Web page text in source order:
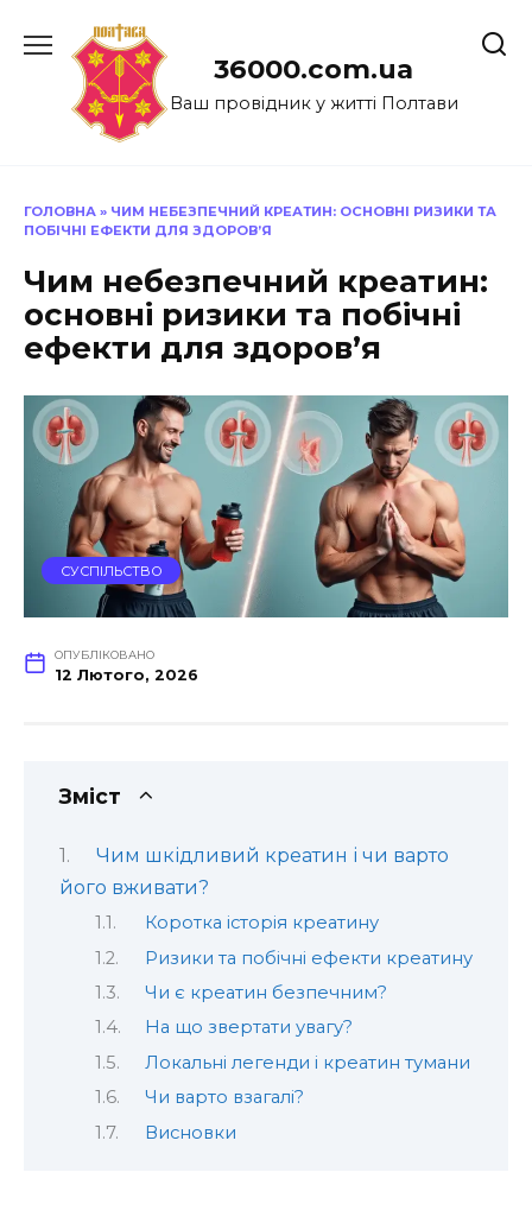
до
36000.com.ua
Ваш провідник у житті Полтави
ГОЛОВНА » ЧИМ НЕБЕЗПЕЧНИЙ КРЕАТИН: ОСНОВНІ РИЗИКИ ТА
ПОБІЧНІ ЕФЕКТИ ДЛЯ ЗДОРОВ’Я
Чим небезпечний креатин:
основні ризики та побічні
ефекти для здоров’я
СУСПІЛЬСТВО
ОПУБЛІКОВАНО
12 Лютого, 2026
Зміст
Чим шкідливий креатин і чи варто
його вживати?
Коротка історія креатину
Ризики та побічні ефекти креатину
Чи є креатин безпечним?
На що звертати увагу?
Локальні легенди і креатин тумани
Чи варто взагалі?
Висновки